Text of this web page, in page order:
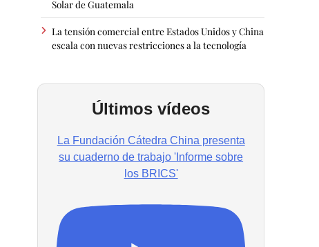
Solar de Guatemala
La tensión comercial entre Estados Unidos y China
escala con nuevas restricciones a la tecnología
Últimos vídeos
La Fundación Cátedra China presenta
su cuaderno de trabajo 'Informe sobre
los BRICS'